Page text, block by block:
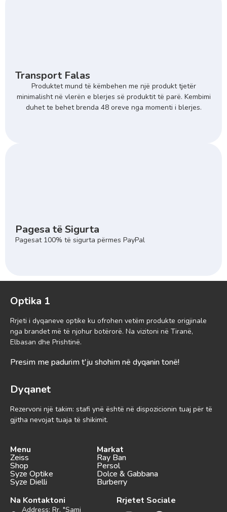
Transport Falas
Produktet mund të këmbehen me një produkt tjetër
minimalisht në vlerën e blerjes së produktit të parë. Kembimi
duhet te behet brenda 48 oreve nga momenti i blerjes.
Pagesa të Sigurta
Pagesat 100% të sigurta përmes PayPal
Optika 1
Rrjeti i dyqaneve optike ku ofrohen vetëm produkte origjinale
nga brandet më të njohur botërorë. Na vizitoni në Tiranë,
Elbasan dhe Prishtinë.
Presim me padurim t'ju shohim në dyqanin tonë!
Dyqanet
Rezervoni një takim: stafi ynë është në dispozicionin tuaj për të
gjitha nevojat tuaja të shikimit.
Menu
Zeiss
Shop
Syze Optike
Syze Dielli
Markat
Ray Ban
Persol
Dolce & Gabbana
Burberry
Na Kontaktoni
Address: Rr. "Sami
Rrjetet Sociale